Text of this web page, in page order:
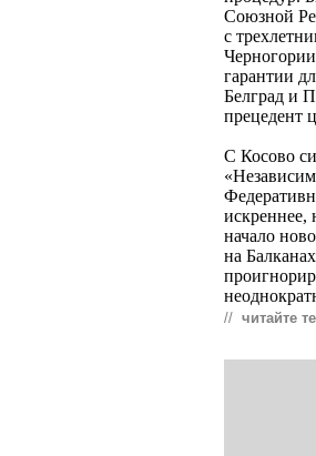
Союзной
с
гарантии
Белград и
прецедент
С Косово
искреннее,
начало
на
// читайте